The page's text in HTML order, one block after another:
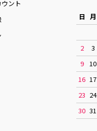
ント
日 月
2
3
9
10
16 17
23 24
30 31